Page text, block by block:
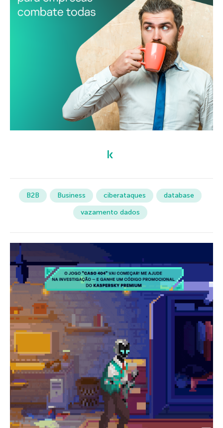
B2B Business ciberataques
database
vazamento dados